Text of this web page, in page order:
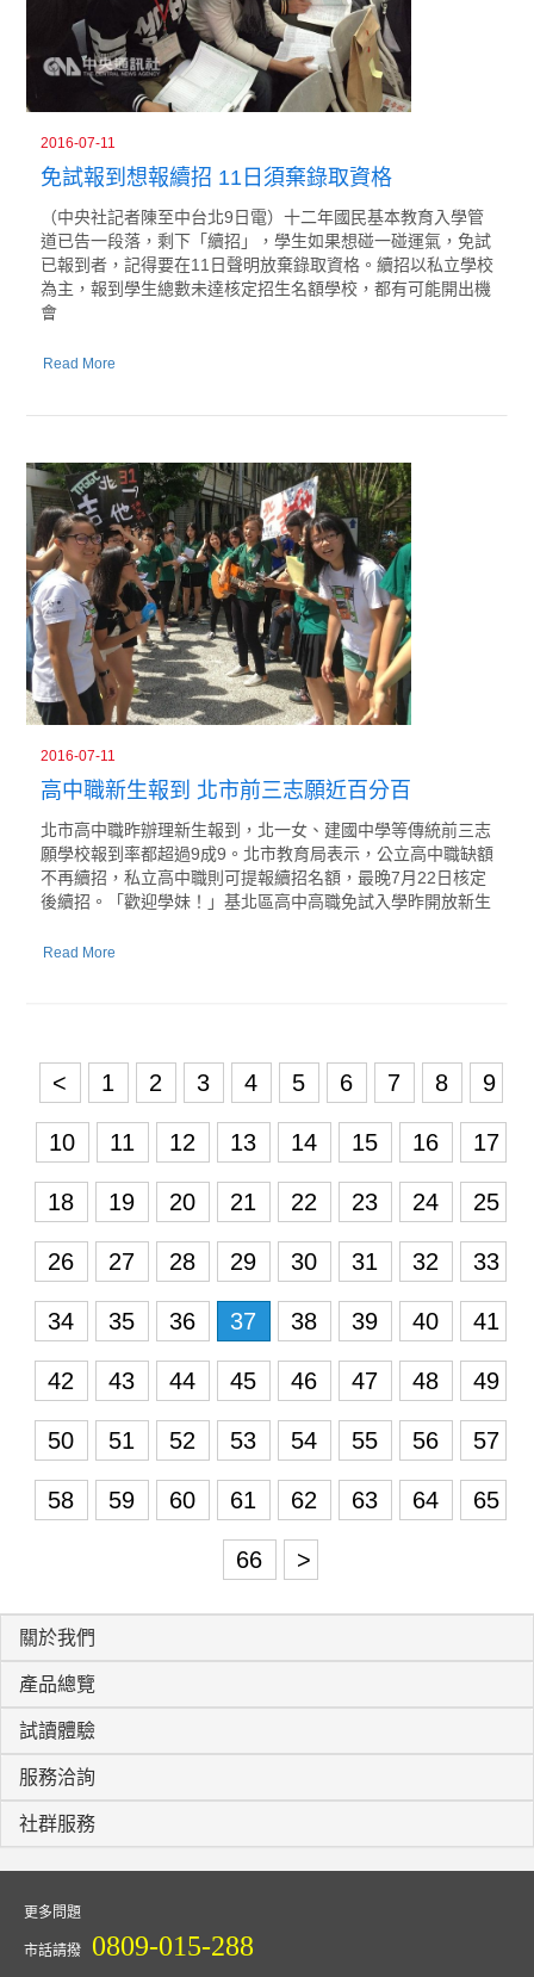
2016-07-11
免試報到想報續招 11日須棄錄取資格
（中央社記者陳至中台北9日電）十二年國民基本教育入學管
道已告一段落，剩下「續招」，學生如果想碰一碰運氣，免試
已報到者，記得要在11日聲明放棄錄取資格。續招以私立學校
為主，報到學生總數未達核定招生名額學校，都有可能開出機
會
Read More
2016-07-11
高中職新生報到 北市前三志願近百分百
北市高中職昨辦理新生報到，北一女、建國中學等傳統前三志
願學校報到率都超過9成9。北市教育局表示，公立高中職缺額
不再續招，私立高中職則可提報續招名額，最晚7月22日核定
後續招。「歡迎學妹！」基北區高中高職免試入學昨開放新生
Read More
< 1 2 3 4 5 6 7 8 9
10 11 12 13 14 15 16 17
18 19 20 21 22 23 24 25
26 27 28 29 30 31 32 33
34 35 36 37 38 39 40 41
42 43 44 45 46 47 48 49
50 51 52 53 54 55 56 57
58 59 60 61 62 63 64 65
66 >
關於我們
產品總覽
試讀體驗
服務洽詢
社群服務
更多問題
市話請撥 0809-015-288